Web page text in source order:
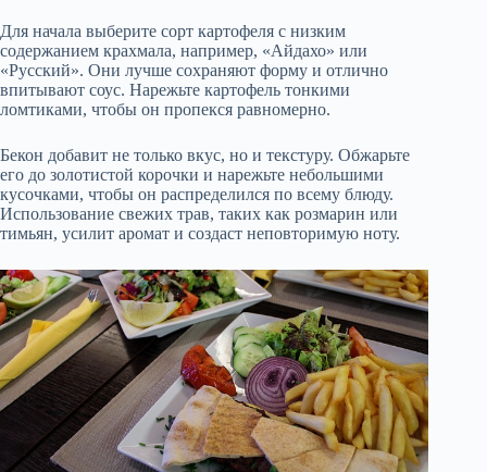
Для начала выберите сорт картофеля с низким
содержанием крахмала, например, «Айдахо» или
«Русский». Они лучше сохраняют форму и отлично
впитывают соус. Нарежьте картофель тонкими
ломтиками, чтобы он пропекся равномерно.
Бекон добавит не только вкус, но и текстуру. Обжарьте
его до золотистой корочки и нарежьте небольшими
кусочками, чтобы он распределился по всему блюду.
Использование свежих трав, таких как розмарин или
тимьян, усилит аромат и создаст неповторимую ноту.